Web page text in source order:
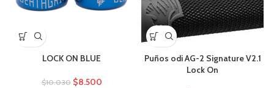
LOCK ON BLUE
$10.030 $8.500
Puños odi AG-2 Signature V2.1
Lock On